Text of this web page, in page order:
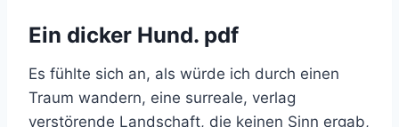
Ein dicker Hund. pdf
Es fühlte sich an, als würde ich durch einen
Traum wandern, eine surreale, verlag
verstörende Landschaft, die keinen Sinn ergab,